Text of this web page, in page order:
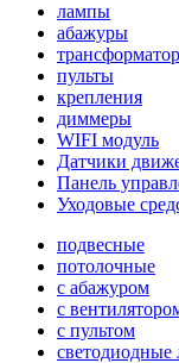
лампы
абажуры
пульты
крепления
диммеры
WIFI модуль
Датчики
Панель
Уходовые
подвесные
потолочные
с абажуром
с
с пультом